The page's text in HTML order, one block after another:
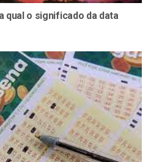
qual o significado da data